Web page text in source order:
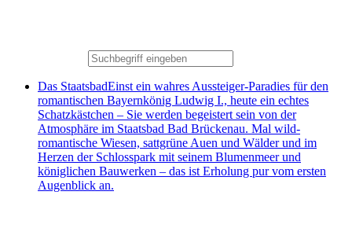
Das StaatsbadEinst ein wahres Aussteiger-Paradies für den
romantischen Bayernkönig Ludwig I., heute ein echtes
Schatzkästchen – Sie werden begeistert sein von der
Atmosphäre im Staatsbad Bad Brückenau. Mal wild-
romantische Wiesen, sattgrüne Auen und Wälder und im
Herzen der Schlosspark mit seinem Blumenmeer und
königlichen Bauwerken – das ist Erholung pur vom ersten
Augenblick an.